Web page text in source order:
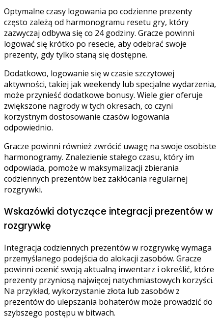
Optymalne czasy logowania po codzienne prezenty
często zależą od harmonogramu resetu gry, który
zazwyczaj odbywa się co 24 godziny. Gracze powinni
logować się krótko po resecie, aby odebrać swoje
prezenty, gdy tylko staną się dostępne.
Dodatkowo, logowanie się w czasie szczytowej
aktywności, takiej jak weekendy lub specjalne wydarzenia,
może przynieść dodatkowe bonusy. Wiele gier oferuje
zwiększone nagrody w tych okresach, co czyni
korzystnym dostosowanie czasów logowania
odpowiednio.
Gracze powinni również zwrócić uwagę na swoje osobiste
harmonogramy. Znalezienie stałego czasu, który im
odpowiada, pomoże w maksymalizacji zbierania
codziennych prezentów bez zakłócania regularnej
rozgrywki.
Wskazówki dotyczące integracji prezentów w
rozgrywkę
Integracja codziennych prezentów w rozgrywkę wymaga
przemyślanego podejścia do alokacji zasobów. Gracze
powinni ocenić swoją aktualną inwentarz i określić, które
prezenty przyniosą najwięcej natychmiastowych korzyści.
Na przykład, wykorzystanie złota lub zasobów z
prezentów do ulepszania bohaterów może prowadzić do
szybszego postępu w bitwach.